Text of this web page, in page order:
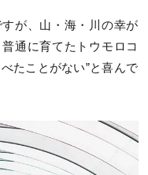
が、山・海・川の幸が
通に育てたトウモロコ
たことがない”と喜んで